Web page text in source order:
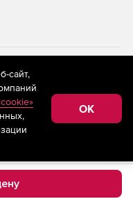
применяются
технологии
сбора,
относящихся к
Федерации)
сайт,
OK